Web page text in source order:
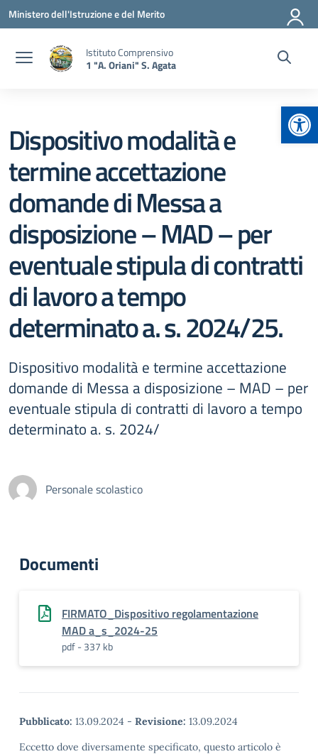
Vai ai contenuti
Vai al menu di navigazione
Vai al footer
Ministero dell'Istruzione e del Merito
Istituto Comprensivo
1 "A. Oriani" S. Agata
Dispositivo modalità e
termine accettazione
domande di Messa a
disposizione – MAD – per
eventuale stipula di contratti
di lavoro a tempo
determinato a. s. 2024/25.
Dispositivo modalità e termine accettazione
domande di Messa a disposizione – MAD – per
eventuale stipula di contratti di lavoro a tempo
determinato a. s. 2024/
Personale scolastico
Documenti
FIRMATO_Dispositivo regolamentazione
MAD a_s_2024-25
pdf - 337 kb
Pubblicato: 13.09.2024 - Revisione: 13.09.2024
Eccetto dove diversamente specificato, questo articolo è